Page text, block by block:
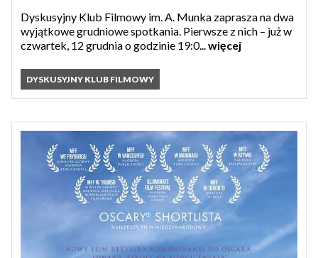
Dyskusyjny Klub Filmowy im. A. Munka zaprasza na dwa
wyjątkowe grudniowe spotkania. Pierwsze z nich – już w
czwartek, 12 grudnia o godzinie 19:0... więcej
DYSKUSYJNY KLUB FILMOWY